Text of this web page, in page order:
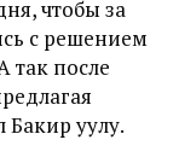
чтобы за
с решением
так после
Бакир уулу.